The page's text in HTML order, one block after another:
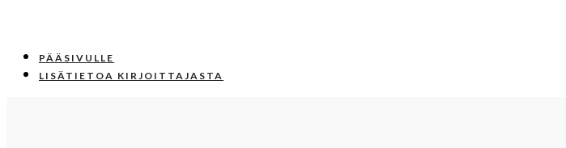
PÄÄSIVULLE
LISÄTIETOA KIRJOITTAJASTA